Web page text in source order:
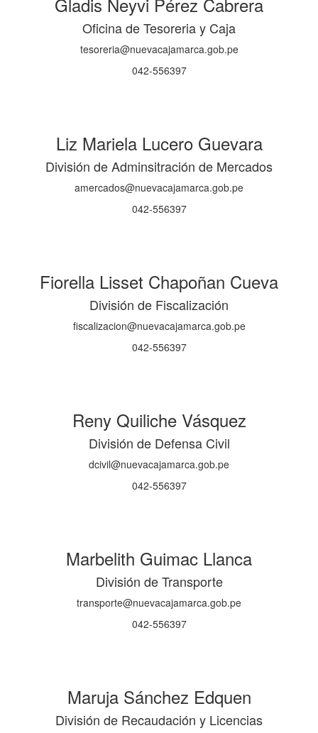
Oficina de Tesoreria y Caja
tesoreria@nuevacajamarca.gob.pe
042-556397
Liz Mariela Lucero Guevara
División de Adminsitración de Mercados
amercados@nuevacajamarca.gob.pe
042-556397
Fiorella Lisset Chapoñan Cueva
División de Fiscalización
fiscalizacion@nuevacajamarca.gob.pe
042-556397
Reny Quiliche Vásquez
División de Defensa Civil
dcivil@nuevacajamarca.gob.pe
042-556397
Marbelith Guimac Llanca
División de Transporte
transporte@nuevacajamarca.gob.pe
042-556397
Maruja Sánchez Edquen
División de Recaudación y Licencias